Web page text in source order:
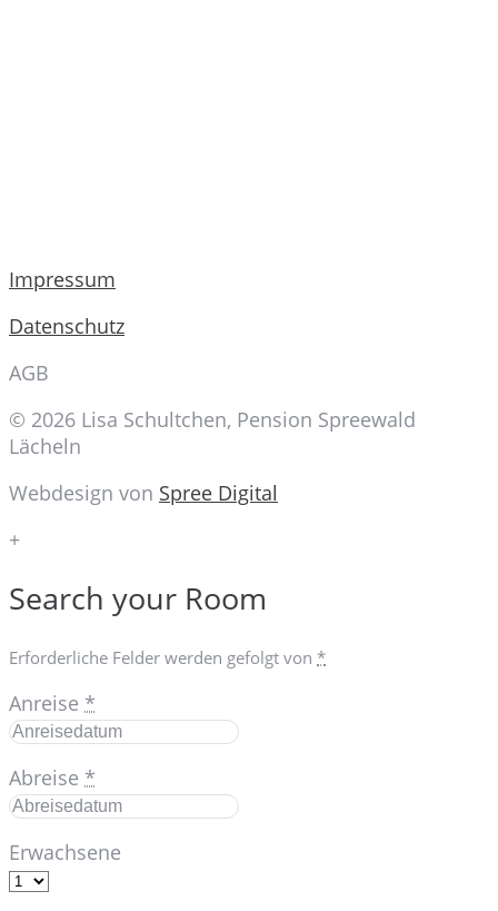
Impressum
Datenschutz
AGB
© 2026 Lisa Schultchen, Pension Spreewald
Lächeln
Webdesign von Spree Digital
+
Search your Room
Erforderliche Felder werden gefolgt von *
Anreise *
Abreise *
Erwachsene